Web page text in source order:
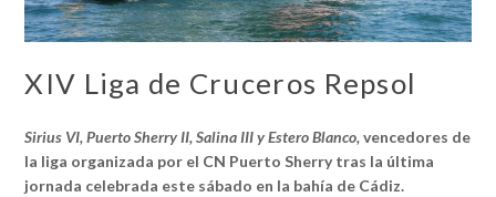
XIV Liga de Cruceros Repsol
Sirius VI, Puerto Sherry II, Salina III y Estero Blanco, vencedores de
la liga organizada por el CN Puerto Sherry tras la última
jornada celebrada este sábado en la bahía de Cádiz.